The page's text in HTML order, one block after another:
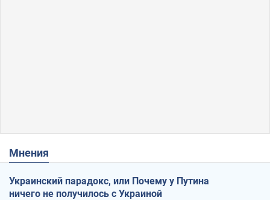
Мнения
Украинский парадокс, или Почему у Путина
ничего не получилось с Украиной